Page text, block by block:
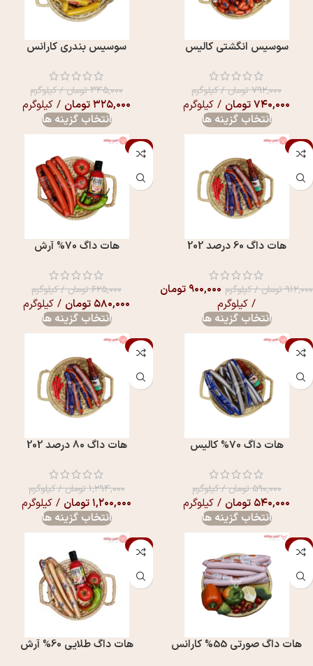
سوسیس انگشتی کالیس
۷۹۲,۰۰۰تومان/ کیلوگرم
۷۴۰,۰۰۰تومان / کیلوگرم
انتخاب گزینه ها
سوسیس بندری کارانس
۳۴۵,۰۰۰تومان/ کیلوگرم
۳۲۵,۰۰۰تومان / کیلوگرم
انتخاب گزینه ها
-1%
هات داگ 60 درصد 202
۹۱۲,۰۰۰تومان/ کیلوگرم ۹۰۰,۰۰۰ تومان
/ کیلوگرم
انتخاب گزینه ها
-7%
هات داگ 70% آرش
۶۲۵,۰۰۰تومان/ کیلوگرم
۵۸۰,۰۰۰ تومان / کیلوگرم
انتخاب گزینه ها
-8%
هات داگ 70% کالیس
۵۹۰,۰۰۰تومان/ کیلوگرم
۵۴۰,۰۰۰ تومان / کیلوگرم
انتخاب گزینه ها
-7%
هات داگ 80 درصد 202
۱,۲۹۴,۰۰۰تومان/ کیلوگرم
۱,۲۰۰,۰۰۰تومان / کیلوگرم
انتخاب گزینه ها
-5%
هات داگ صورتی 55% کارانس
-7%
هات داگ طلايی 60% آرش